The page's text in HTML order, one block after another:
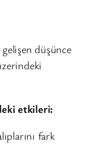
düşünce
etkileri:
fark